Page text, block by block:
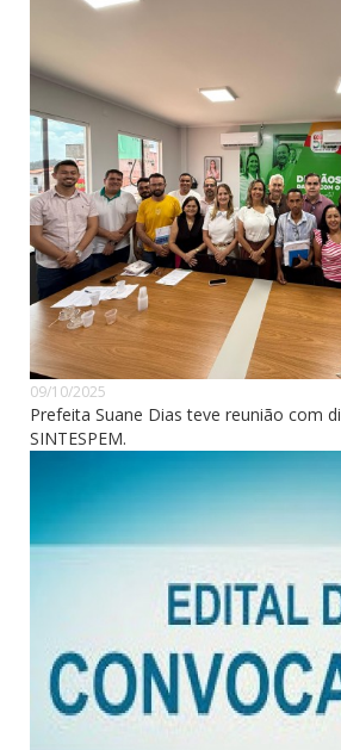
09/10/2025
Prefeita Suane Dias teve reunião com
SINTESPEM.